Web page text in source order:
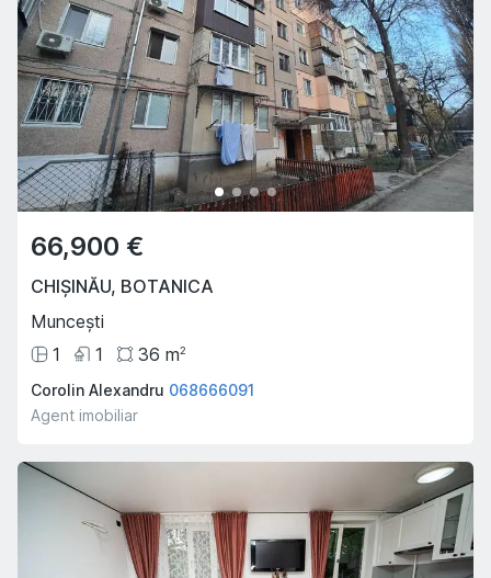
66,900 €
CHIȘINĂU, BOTANICA
Muncești
1
1 36 m2
Corolin Alexandru 068666091
Agent imobiliar